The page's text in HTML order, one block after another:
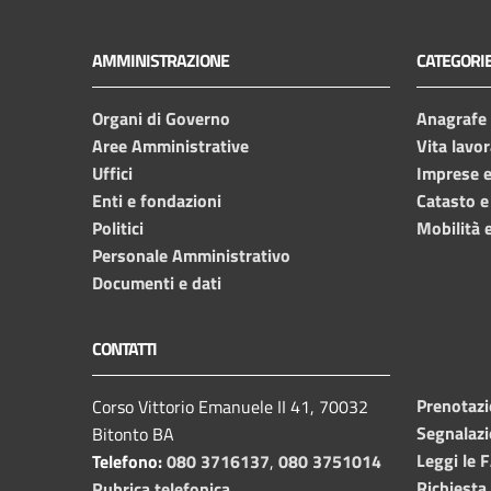
AMMINISTRAZIONE
Organi di Governo
Aree Amministrative
Uffici
Enti e fondazioni
Politici
Personale Amministrativo
Documenti e dati
Vita
Imprese
Catasto
Mobilità
CONTATTI
Corso Vittorio Emanuele II 41, 70032
Bitonto BA
Telefono:080 3716137, 080 3751014
Leggi le